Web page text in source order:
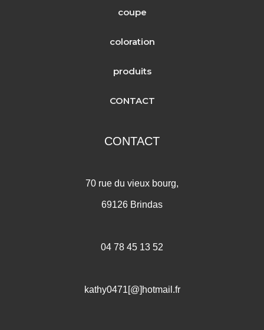
coupe
coloration
produits
CONTACT
CONTACT
70 rue du vieux bourg,
69126 Brindas
04 78 45 13 52
kathy0471[@]hotmail.fr